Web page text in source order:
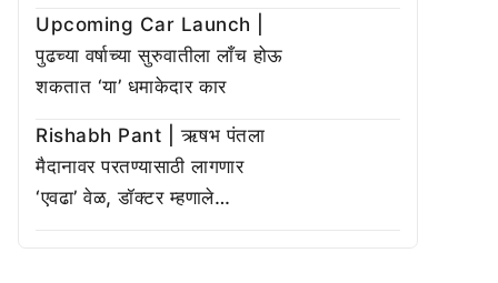
Upcoming Car Launch |
पुढच्या वर्षाच्या सुरुवातीला लाँच होऊ
शकतात ‘या’ धमाकेदार कार
Rishabh Pant | ऋषभ पंतला
मैदानावर परतण्यासाठी लागणार
‘एवढा’ वेळ, डॉक्टर म्हणाले…